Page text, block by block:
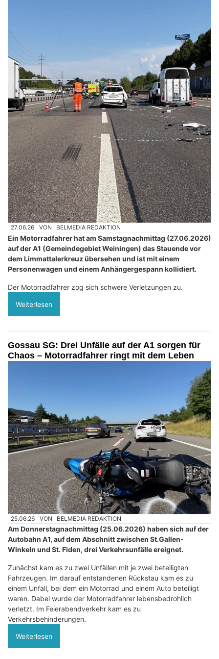
27.06.26 VON BELMEDIA REDAKTION
Ein Motorradfahrer hat am Samstagnachmittag (27.06.2026)
auf der A1 (Gemeindegebiet Weiningen) das Stauende vor
dem Limmattalerkreuz übersehen und ist mit einem
Personenwagen und einem Anhängergespann kollidiert.
Der Motorradfahrer zog sich schwere Verletzungen zu.
Weiterlesen
Gossau SG: Drei Unfälle auf der A1 sorgen für
Chaos – Motorradfahrer ringt mit dem Leben
25.06.26 VON BELMEDIA REDAKTION
Am Donnerstagnachmittag (25.06.2026) haben sich auf der
Autobahn A1, auf dem Abschnitt zwischen St.Gallen-
Winkeln und St. Fiden, drei Verkehrsunfälle ereignet.
Zunächst kam es zu zwei Unfällen mit je zwei beteiligten
Fahrzeugen. Im darauf entstandenen Rückstau kam es zu
einem Unfall, bei dem ein Motorrad und einem Auto beteiligt
waren. Dabei wurde der Motorradfahrer lebensbedrohlich
verletzt. Im Feierabendverkehr kam es zu
Verkehrsbehinderungen.
Weiterlesen